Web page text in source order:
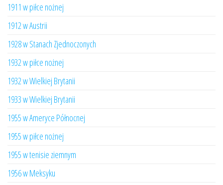
1911 w piłce nożnej
1912 w Austrii
1928 w Stanach Zjednoczonych
1932 w piłce nożnej
1932 w Wielkiej Brytanii
1933 w Wielkiej Brytanii
1955 w Ameryce Północnej
1955 w piłce nożnej
1955 w tenisie ziemnym
1956 w Meksyku